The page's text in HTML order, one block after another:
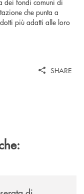
che punta a
più adatti alle loro
SHARE